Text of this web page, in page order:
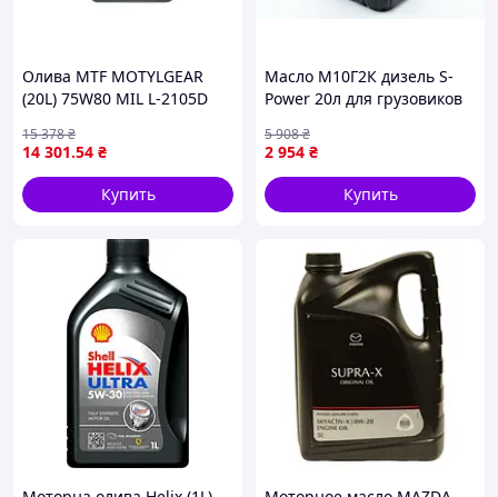
Олива MTF MOTYLGEAR
(20L) 75W80 MIL L-2105D
14 301.54 ₴
15 378₴
Купить
Масло М10Г2К дизель S-
Power 20л для грузовиков
высококачественная
смазка для двигателя
2 954 ₴
5 908₴
Купить